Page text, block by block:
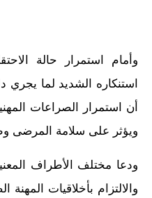
وأمام استمرار حالة
استنكاره الشديد لما يجري
أن استمرار الصراعات
ويؤثر على سلامة المرضى
ودعا مختلف الأطراف
والالتزام بأخلاقيات